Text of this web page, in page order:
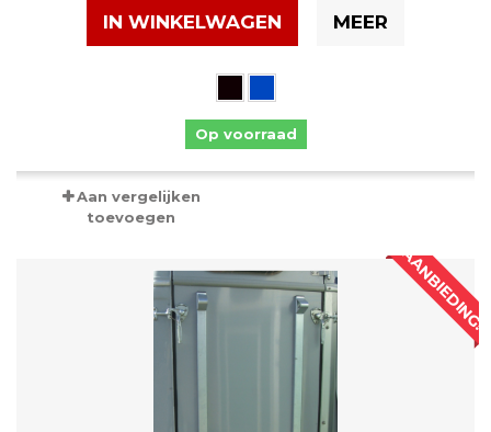
IN WINKELWAGEN MEER
Op voorraad
Aan vergelijken
toevoegen
AANBIEDING!